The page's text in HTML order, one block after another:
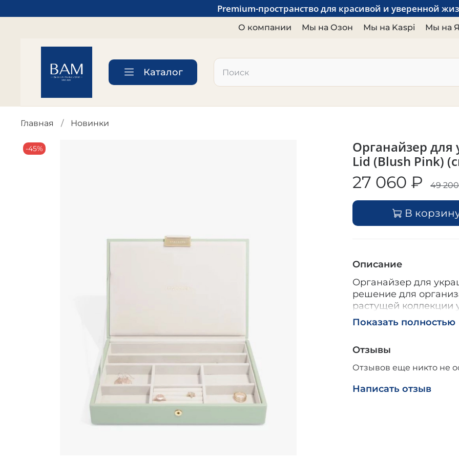
Premium-пространство для красивой и уверенной
О компании Мы на Озон Мы на Kaspi Мы на
Каталог
Главная Новинки
-45%
Органайзер для
Lid (Blush Pink)
27 060 ₽ 49
В
Описание
Органайзер для
решение для
растущей
уверенностью, зная,
Органайзер имеет
защищает украшения
отдельные отсеки
С Stackers Classic у
Показать полностью
Отзывы
Отзывов еще никто не
Написать отзыв